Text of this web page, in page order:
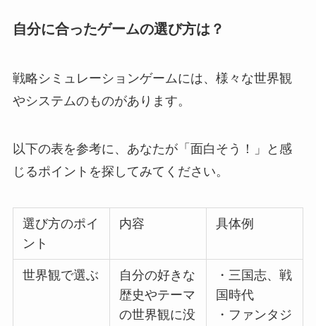
自分に合ったゲームの選び方は？
戦略シミュレーションゲームには、様々な世界観
やシステムのものがあります。
以下の表を参考に、あなたが「面白そう！」と感
じるポイントを探してみてください。
選び方のポイ
ント
内容 具体例
世界観で選ぶ
自分の好きな
歴史やテーマ
の世界観に没
・三国志、戦
国時代
・ファンタジ